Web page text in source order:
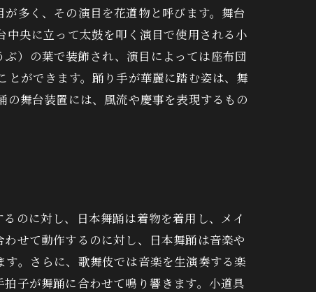
多く、その演目を花道物と呼びます。舞台
央に立って太鼓を叩く演目で使用される小
）の葉で装飾され、演目によっては座布団
ができます。踊り手が華麗に踏む姿は、舞
舞台装置には、風流や慶事を表現するもの
のに対し、日本舞踊は着物を着用し、メイ
せて動作するのに対し、日本舞踊は音楽や
。さらに、歌舞伎では音楽を生演奏する楽
子が舞踊に合わせて鳴り響きます。小道具